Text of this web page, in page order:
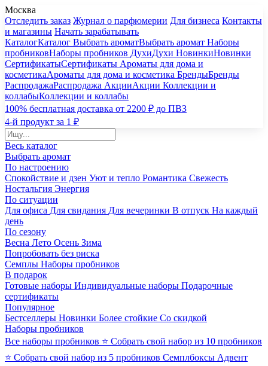
Москва
Отследить заказ Журнал о парфюмерии Для бизнеса Контакты
и магазины Начать зарабатывать
КаталогКаталог Выбрать ароматВыбрать аромат Наборы
пробниковНаборы пробников ДухиДухи НовинкиНовинки
СертификатыСертификаты Ароматы для дома и
косметикаАроматы для дома и косметика БрендыБренды
РаспродажаРаспродажа АкцииАкции Коллекции и
коллабыКоллекции и коллабы
100% бесплатная доставка от 2200 ₽ до ПВЗ
4-й продукт за 1 ₽
Весь каталог
Выбрать аромат
По настроению
Спокойствие и дзен Уют и тепло Романтика Свежесть
Ностальгия Энергия
По ситуации
Для офиса Для свидания Для вечеринки В отпуск На каждый
день
По сезону
Весна Лето Осень Зима
Попробовать без риска
Семплы Наборы пробников
В подарок
Готовые наборы Индивидуальные наборы Подарочные
сертификаты
Популярное
Бестселлеры Новинки Более стойкие Со скидкой
Наборы пробников
Все наборы пробников ⭐ Собрать свой набор из 10 пробников
⭐ Собрать свой набор из 5 пробников Семплбоксы Адвент